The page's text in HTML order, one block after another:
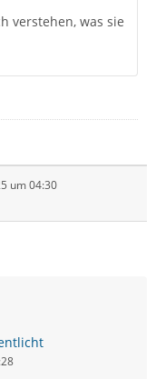
verstehen, was sie
um 04:30